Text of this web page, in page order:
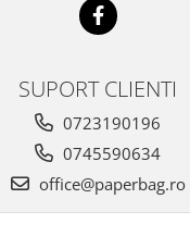
SUPORT CLIENTI
0723190196
0745590634
office@paperbag.ro